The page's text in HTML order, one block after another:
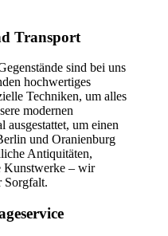
Transport
sind bei uns
hochwertiges
Techniken, um alles
modernen
ausgestattet, um einen
und Oranienburg
Antiquitäten,
Kunstwerke – wir
Sorgfalt.